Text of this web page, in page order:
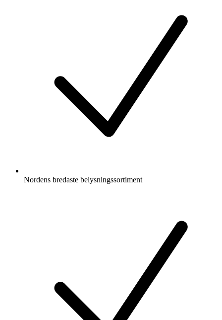
Nordens bredaste belysningssortiment